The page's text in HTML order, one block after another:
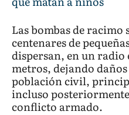
Las bombas de racimo
centenares de
dispersan, en un radio
metros, dejando
población civil,
incluso
conflicto armado.